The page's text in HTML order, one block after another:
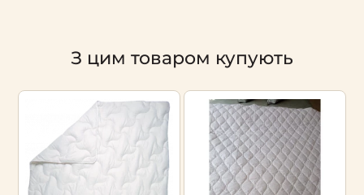
З цим товаром купують